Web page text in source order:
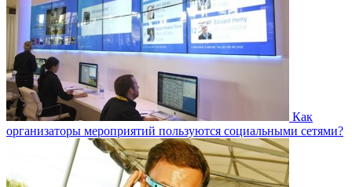
Как
организаторы мероприятий пользуются социальными сетями?